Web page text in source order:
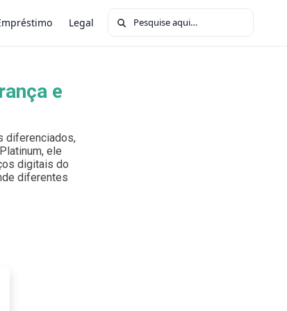
Legal Buscar por:
e
diferenciados,
ele
digitais do
diferentes